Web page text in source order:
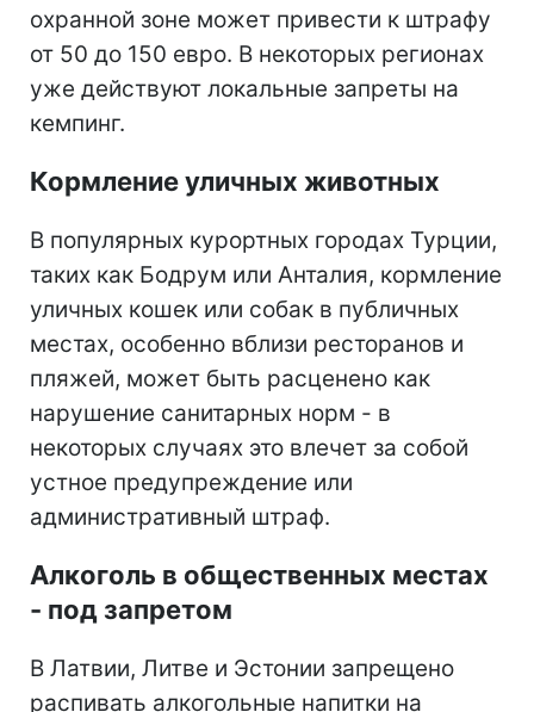
охранной зоне может привести к штрафу
от 50 до 150 евро. В некоторых регионах
уже действуют локальные запреты на
кемпинг.
Кормление уличных животных
В популярных курортных городах Турции,
таких как Бодрум или Анталия, кормление
уличных кошек или собак в публичных
местах, особенно вблизи ресторанов и
пляжей, может быть расценено как
нарушение санитарных норм - в
некоторых случаях это влечет за собой
устное предупреждение или
административный штраф.
Алкоголь в общественных местах
- под запретом
В Латвии, Литве и Эстонии запрещено
распивать алкогольные напитки на